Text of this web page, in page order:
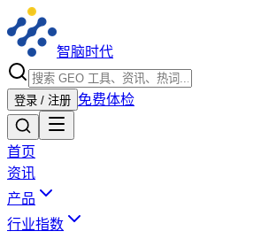
智脑时代
登录 / 注册 免费体检
首页
资讯
产品
行业指数